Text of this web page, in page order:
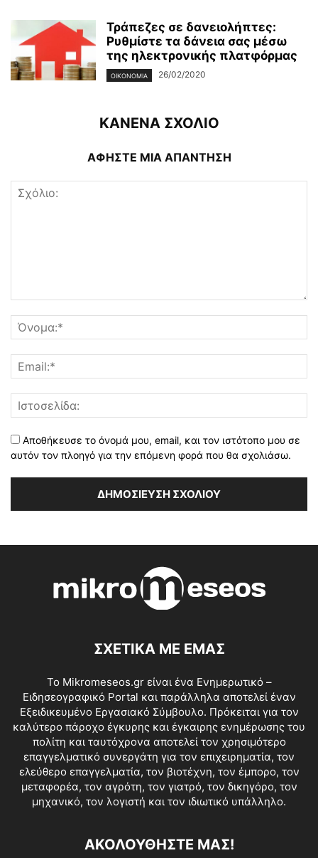
Τράπεζες σε δανειολήπτες:
Ρυθμίστε τα δάνεια σας μέσω
της ηλεκτρονικής πλατφόρμας
ΟΙΚΟΝΟΜΊΑ 26/02/2020
ΚΑΝΕΝΑ ΣΧΟΛΙΟ
ΑΦΗΣΤΕ ΜΙΑ ΑΠΑΝΤΗΣΗ
Αποθήκευσε το όνομά μου, email, και τον ιστότοπο μου σε
αυτόν τον πλοηγό για την επόμενη φορά που θα σχολιάσω.
ΣΧΕΤΙΚΑ ΜΕ ΕΜΑΣ
Το Mikromeseos.gr είναι ένα Ενημερωτικό –
Ειδησεογραφικό Portal και παράλληλα αποτελεί έναν
Εξειδικευμένο Εργασιακό Σύμβουλο. Πρόκειται για τον
καλύτερο πάροχο έγκυρης και έγκαιρης ενημέρωσης του
πολίτη και ταυτόχρονα αποτελεί τον χρησιμότερο
επαγγελματικό συνεργάτη για τον επιχειρηματία, τον
ελεύθερο επαγγελματία, τον βιοτέχνη, τον έμπορο, τον
μεταφορέα, τον αγρότη, τον γιατρό, τον δικηγόρο, τον
μηχανικό, τον λογιστή και τον ιδιωτικό υπάλληλο.
ΑΚΟΛΟΥΘΗΣΤΕ ΜΑΣ!